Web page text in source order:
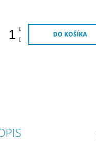
DO KOŠÍKA